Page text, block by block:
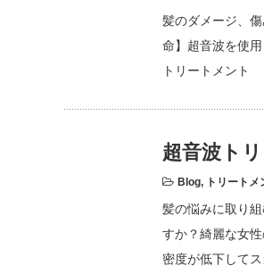
髪のダメージ、
命】超音波を使
トリートメント
超音波ト
Blog, トリートメ
髪の悩みに取り
すか？綺麗な女
密度が低下して